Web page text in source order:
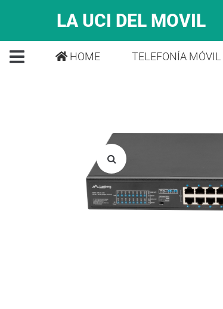
LA UCI DEL MOVIL
HOME TELEFONÍA